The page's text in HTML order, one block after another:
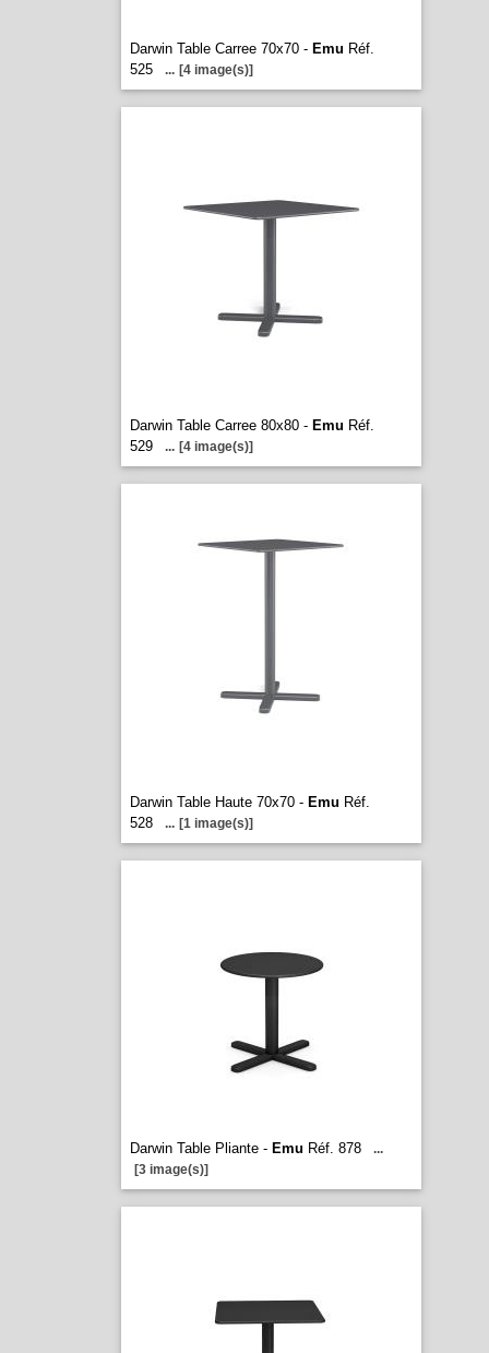
Darwin Table Carree 70x70 - Emu Réf.
525
... [4 image(s)]
Darwin Table Carree 80x80 - Emu Réf.
529
... [4 image(s)]
Darwin Table Haute 70x70 - Emu Réf.
528
... [1 image(s)]
Darwin Table Pliante - Emu Réf. 878
...
[3 image(s)]